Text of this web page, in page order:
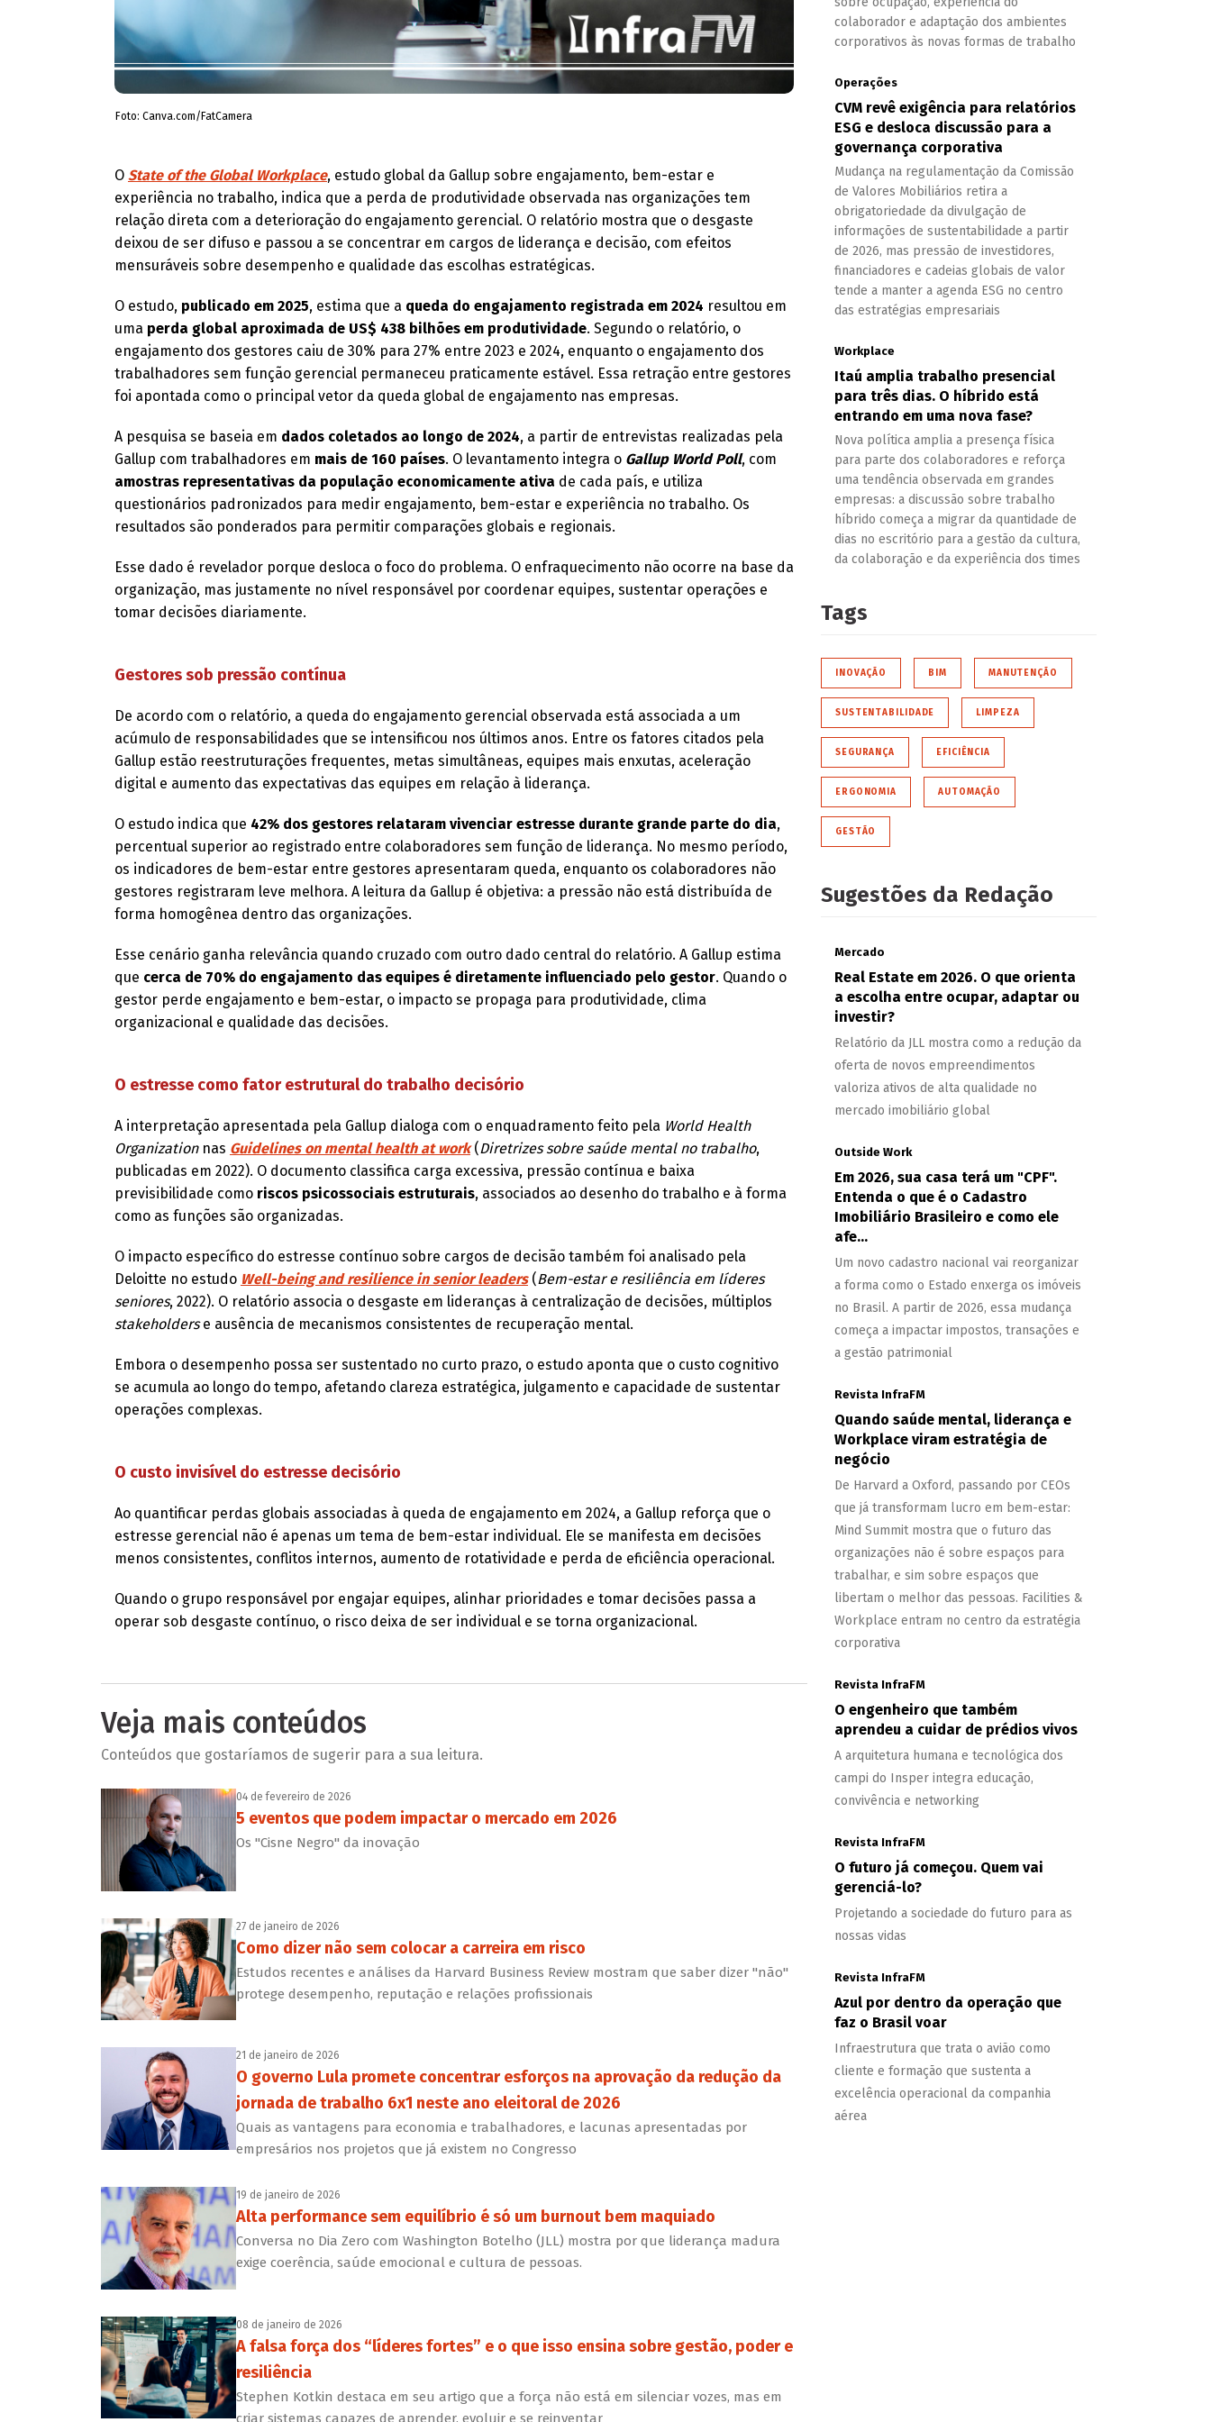
Foto: Canva.com/FatCamera
O State of the Global Workplace, estudo global da Gallup sobre engajamento, bem-estar e
experiência no trabalho, indica que a perda de produtividade observada nas organizações tem
relação direta com a deterioração do engajamento gerencial. O relatório mostra que o desgaste
deixou de ser difuso e passou a se concentrar em cargos de liderança e decisão, com efeitos
mensuráveis sobre desempenho e qualidade das escolhas estratégicas.
O estudo, publicado em 2025, estima que a queda do engajamento registrada em 2024 resultou em
uma perda global aproximada de US$ 438 bilhões em produtividade. Segundo o relatório, o
engajamento dos gestores caiu de 30% para 27% entre 2023 e 2024, enquanto o engajamento dos
trabalhadores sem função gerencial permaneceu praticamente estável. Essa retração entre gestores
foi apontada como o principal vetor da queda global de engajamento nas empresas.
A pesquisa se baseia em dados coletados ao longo de 2024, a partir de entrevistas realizadas pela
Gallup com trabalhadores em mais de 160 países. O levantamento integra o Gallup World Poll, com
amostras representativas da população economicamente ativa de cada país, e utiliza
questionários padronizados para medir engajamento, bem-estar e experiência no trabalho. Os
resultados são ponderados para permitir comparações globais e regionais.
Esse dado é revelador porque desloca o foco do problema. O enfraquecimento não ocorre na base da
organização, mas justamente no nível responsável por coordenar equipes, sustentar operações e
tomar decisões diariamente.
Gestores sob pressão contínua
De acordo com o relatório, a queda do engajamento gerencial observada está associada a um
acúmulo de responsabilidades que se intensificou nos últimos anos. Entre os fatores citados pela
Gallup estão reestruturações frequentes, metas simultâneas, equipes mais enxutas, aceleração
digital e aumento das expectativas das equipes em relação à liderança.
O estudo indica que 42% dos gestores relataram vivenciar estresse durante grande parte do dia,
percentual superior ao registrado entre colaboradores sem função de liderança. No mesmo período,
os indicadores de bem-estar entre gestores apresentaram queda, enquanto os colaboradores não
gestores registraram leve melhora. A leitura da Gallup é objetiva: a pressão não está distribuída de
forma homogênea dentro das organizações.
Esse cenário ganha relevância quando cruzado com outro dado central do relatório. A Gallup estima
que cerca de 70% do engajamento das equipes é diretamente influenciado pelo gestor. Quando o
gestor perde engajamento e bem-estar, o impacto se propaga para produtividade, clima
organizacional e qualidade das decisões.
O estresse como fator estrutural do trabalho decisório
A interpretação apresentada pela Gallup dialoga com o enquadramento feito pela World Health
Organizationnas Guidelines on mental health at work(Diretrizes sobre saúde mental no trabalho,
publicadas em 2022). O documento classifica carga excessiva, pressão contínua e baixa
previsibilidade como riscos psicossociais estruturais, associados ao desenho do trabalho e à forma
como as funções são organizadas.
O impacto específico do estresse contínuo sobre cargos de decisão também foi analisado pela
Deloitte no estudo Well-being and resilience in senior leaders(Bem-estar e resiliência em líderes
seniores, 2022). O relatório associa o desgaste em lideranças à centralização de decisões, múltiplos
stakeholderse ausência de mecanismos consistentes de recuperação mental.
Embora o desempenho possa ser sustentado no curto prazo, o estudo aponta que o custo cognitivo
se acumula ao longo do tempo, afetando clareza estratégica, julgamento e capacidade de sustentar
operações complexas.
O custo invisível do estresse decisório
Ao quantificar perdas globais associadas à queda de engajamento em 2024, a Gallup reforça que o
estresse gerencial não é apenas um tema de bem-estar individual. Ele se manifesta em decisões
menos consistentes, conflitos internos, aumento de rotatividade e perda de eficiência operacional.
Quando o grupo responsável por engajar equipes, alinhar prioridades e tomar decisões passa a
operar sob desgaste contínuo, o risco deixa de ser individual e se torna organizacional.
Veja mais conteúdos
Conteúdos que gostaríamos de sugerir para a sua leitura.
04 de fevereiro de 2026
5 eventos que podem impactar o mercado em 2026
Os "Cisne Negro" da inovação
27 de janeiro de 2026
Como dizer não sem colocar a carreira em risco
Estudos recentes e análises da Harvard Business Review mostram que saber dizer "não"
protege desempenho, reputação e relações profissionais
21 de janeiro de 2026
O governo Lula promete concentrar esforços na aprovação da redução da
jornada de trabalho 6x1 neste ano eleitoral de 2026
Quais as vantagens para economia e trabalhadores, e lacunas apresentadas por
empresários nos projetos que já existem no Congresso
19 de janeiro de 2026
Alta performance sem equilíbrio é só um burnout bem maquiado
Conversa no Dia Zero com Washington Botelho (JLL) mostra por que liderança madura
exige coerência, saúde emocional e cultura de pessoas.
08 de janeiro de 2026
A falsa força dos “líderes fortes” e o que isso ensina sobre gestão, poder e
resiliência
Stephen Kotkin destaca em seu artigo que a força não está em silenciar vozes, mas em
criar sistemas capazes de aprender, evoluir e se reinventar
colaborador e adaptação dos ambientes
corporativos às novas formas de trabalho
Operações
CVM revê exigência para relatórios
ESG e desloca discussão para a
governança corporativa
Mudança na regulamentação da Comissão
de Valores Mobiliários retira a
obrigatoriedade da divulgação de
informações de sustentabilidade a partir
de 2026, mas pressão de investidores,
financiadores e cadeias globais de valor
tende a manter a agenda ESG no centro
das estratégias empresariais
Workplace
Itaú amplia trabalho presencial
para três dias. O híbrido está
entrando em uma nova fase?
Nova política amplia a presença física
para parte dos colaboradores e reforça
uma tendência observada em grandes
empresas: a discussão sobre trabalho
híbrido começa a migrar da quantidade de
dias no escritório para a gestão da cultura,
da colaboração e da experiência dos times
Tags
INOVAÇÃO BIM MANUTENÇÃO
SUSTENTABILIDADE LIMPEZA
SEGURANÇA EFICIÊNCIA
ERGONOMIA AUTOMAÇÃO
GESTÃO
Sugestões da Redação
Mercado
Real Estate em 2026. O que orienta
a escolha entre ocupar, adaptar ou
investir?
Relatório da JLL mostra como a redução da
oferta de novos empreendimentos
valoriza ativos de alta qualidade no
mercado imobiliário global
Outside Work
Em 2026, sua casa terá um "CPF".
Entenda o que é o Cadastro
Imobiliário Brasileiro e como ele
afe...
Um novo cadastro nacional vai reorganizar
a forma como o Estado enxerga os imóveis
no Brasil. A partir de 2026, essa mudança
começa a impactar impostos, transações e
a gestão patrimonial
Revista InfraFM
Quando saúde mental, liderança e
Workplace viram estratégia de
negócio
De Harvard a Oxford, passando por CEOs
que já transformam lucro em bem-estar:
Mind Summit mostra que o futuro das
organizações não é sobre espaços para
trabalhar, e sim sobre espaços que
libertam o melhor das pessoas. Facilities &
Workplace entram no centro da estratégia
corporativa
Revista InfraFM
O engenheiro que também
aprendeu a cuidar de prédios vivos
A arquitetura humana e tecnológica dos
campi do Insper integra educação,
convivência e networking
Revista InfraFM
O futuro já começou. Quem vai
gerenciá-lo?
Projetando a sociedade do futuro para as
nossas vidas
Revista InfraFM
Azul por dentro da operação que
faz o Brasil voar
Infraestrutura que trata o avião como
cliente e formação que sustenta a
excelência operacional da companhia
aérea